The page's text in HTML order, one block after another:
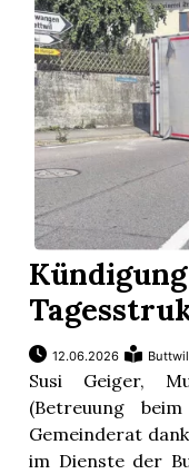
App
12.06.2026 Buttwil
Susi Geiger,
(Betreuung
Gemeinderat
im Dienste der